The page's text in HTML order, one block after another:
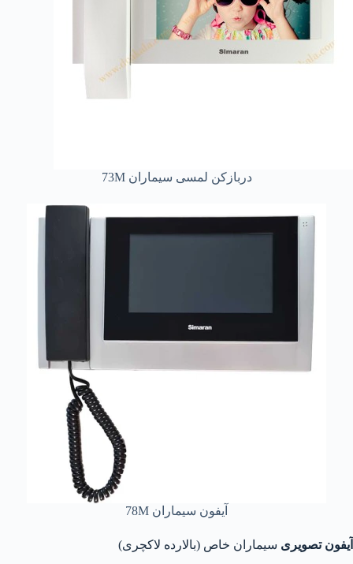
دربازکن لمسی سیماران 73M
آیفون سیماران 78M
آیفون تصویری سیماران خاص (بالارده لاکچری)